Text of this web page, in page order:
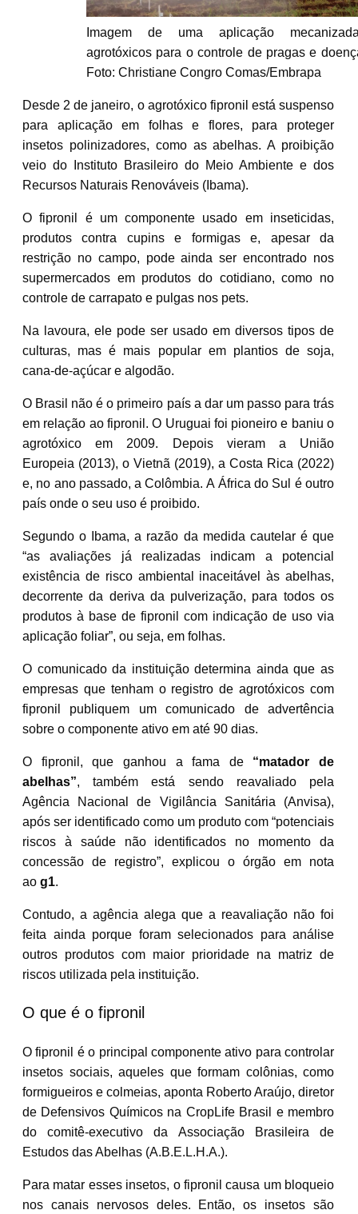
Imagem de uma aplicação
agrotóxicos para o controle de pragas e
Foto: Christiane Congro Comas/Embrapa
Desde 2 de janeiro, o agrotóxico fipronil está suspenso
para aplicaçãoem folhas e flores, para proteger
insetos polinizadores, como as abelhas. A proibição
veio do Instituto Brasileiro do Meio Ambiente e dos
Recursos Naturais Renováveis (Ibama).
O fipronil é um componente usado em inseticidas,
produtos contra cupins e formigas e, apesar da
restrição no campo, pode ainda ser encontrado nos
supermercados em produtos do cotidiano, como no
controle de carrapato e pulgas nos pets.
Na lavoura, ele pode ser usado em diversos tipos de
culturas, mas é mais popular em plantios de soja,
cana-de-açúcar e algodão.
O Brasil não é o primeiro país a dar um passo para trás
em relação ao fipronil. O Uruguai foi pioneiro e baniu o
agrotóxico em 2009. Depois vieram a União
Europeia (2013), o Vietnã (2019), a Costa Rica (2022)
e, no ano passado, a Colômbia. A África do Sul é outro
país onde o seu uso é proibido.
Segundo o Ibama, a razão da medida cautelar é que
“as avaliações já realizadas indicam a potencial
existência de risco ambiental inaceitável às abelhas,
decorrente da deriva da pulverização, para todos os
produtos à base de fipronil com indicação de uso via
aplicação foliar”, ou seja, em folhas.
O comunicado da instituição determina ainda que as
empresas que tenham o registro de agrotóxicos com
fipronil publiquem um comunicado de advertência
sobre o componente ativo em até 90 dias.
O fipronil, que ganhou a fama de “matador de
abelhas”, também está sendo reavaliado pela
Agência Nacional de Vigilância Sanitária (Anvisa),
após ser identificado como um produto com “potenciais
riscos à saúde não identificados no momento da
concessão de registro”, explicou o órgão em nota
ao g1.
Contudo, a agência alega que a reavaliação não foi
feita ainda porque foram selecionados para análise
outros produtos com maior prioridade na matriz de
riscos utilizada pela instituição.
O que é o fipronil
O fipronil é o principal componente ativo para controlar
insetos sociais, aqueles que formam colônias, como
formigueiros e colmeias, aponta Roberto Araújo, diretor
de Defensivos Químicos na CropLife Brasil e membro
do comitê-executivo da Associação Brasileira de
Estudos das Abelhas (A.B.E.L.H.A.).
Para matar esses insetos, o fipronil causa um bloqueio
nos canais nervosos deles. Então,os insetos são